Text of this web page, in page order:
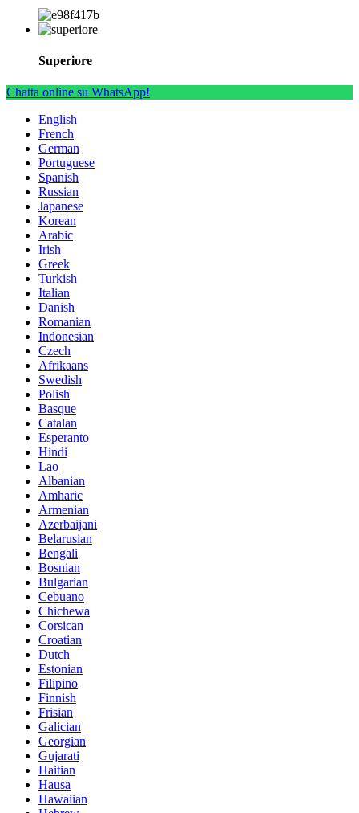
Superiore
Chatta online su WhatsApp!
English
French
German
Portuguese
Spanish
Russian
Japanese
Korean
Arabic
Irish
Greek
Turkish
Italian
Danish
Romanian
Indonesian
Czech
Afrikaans
Swedish
Polish
Basque
Catalan
Esperanto
Hindi
Lao
Albanian
Amharic
Armenian
Azerbaijani
Belarusian
Bengali
Bosnian
Bulgarian
Cebuano
Chichewa
Corsican
Croatian
Dutch
Estonian
Filipino
Finnish
Frisian
Galician
Georgian
Gujarati
Haitian
Hausa
Hawaiian